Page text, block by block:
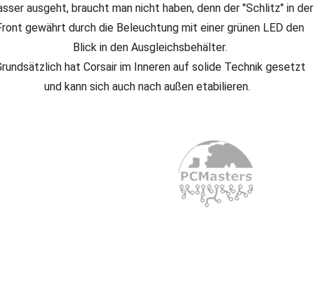
ausgeht, braucht man nicht haben, denn der "Schlitz" in der
gewährt durch die Beleuchtung mit einer grünen LED den
Blick in den Ausgleichsbehälter.
hat Corsair im Inneren auf solide Technik gesetzt
und kann sich auch nach außen etabilieren.